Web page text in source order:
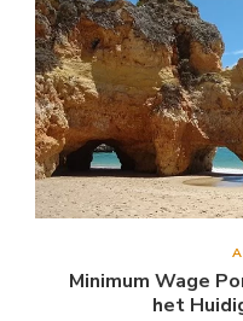
Minimum Wage
het